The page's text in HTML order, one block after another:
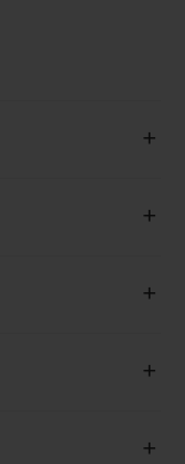
+
+
또한 다양+
+
+